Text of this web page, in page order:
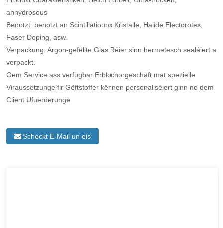
anhydrosous
Benotzt: benotzt an Scintillatiouns Kristalle, Halide Electorotes,
Faser Doping, asw.
Verpackung: Argon-gefëllte Glas Réier sinn hermetesch sealéiert a
verpackt.
Oem Service ass verfügbar Erblochorgeschäft mat spezielle
Viraussetzunge fir Gëftstoffer kënnen personaliséiert ginn no dem
Client Ufuerderunge.
Schéckt E-Mail un eis